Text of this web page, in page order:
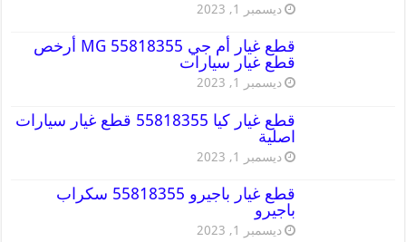
ديسمبر 1, 2023
قطع غيار أم جي MG 55818355 أرخص
قطع غيار سيارات
ديسمبر 1, 2023
قطع غيار كيا 55818355 قطع غيار سيارات
اصلية
ديسمبر 1, 2023
قطع غيار باجيرو 55818355 سكراب
باجيرو
ديسمبر 1, 2023